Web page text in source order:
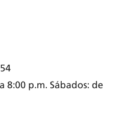
8:00 p.m. Sábados: de